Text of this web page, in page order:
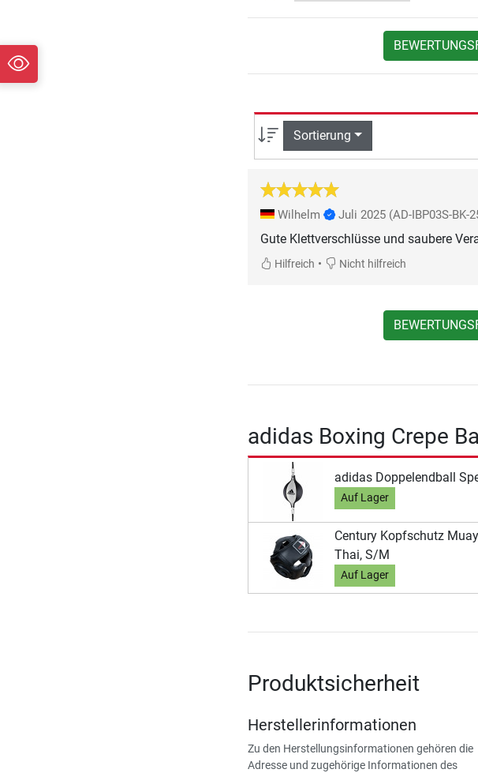
Sortierung
Wilhelm Juli 2025 (AD-IBP03S-BK-
Gute Klettverschlüsse und saubere
Hilfreich • Nicht hilfreich
adidas Boxing Crepe
adidas Doppelendball
Auf Lager
Century Kopfschutz Muay
Thai, S/M
Auf Lager
Produktsicherheit
Herstellerinformationen
Zu den Herstellungsinformationen gehören die
Adresse und zugehörige Informationen des